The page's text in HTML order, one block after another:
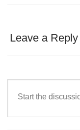
Leave a Reply